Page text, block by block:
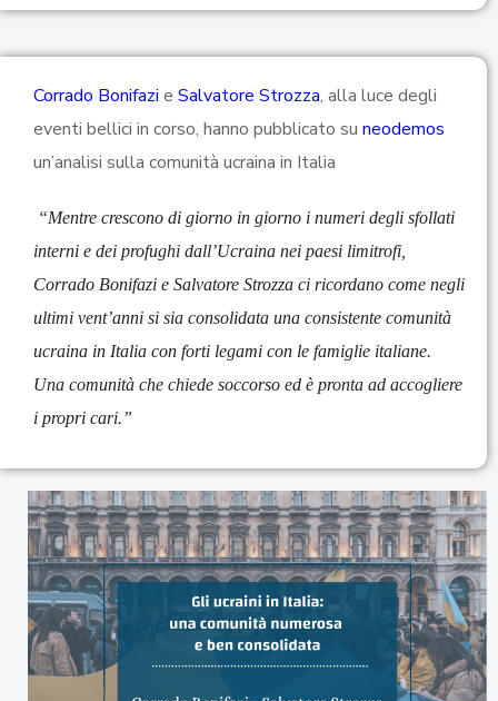
Corrado Bonifazi e Salvatore Strozza, alla luce degli
eventi bellici in corso, hanno pubblicato su neodemos
un’analisi sulla comunità ucraina in Italia
“Mentre crescono di giorno in giorno i numeri degli sfollati
interni e dei profughi dall’Ucraina nei paesi limitrofi,
Corrado Bonifazi e Salvatore Strozza ci ricordano come negli
ultimi vent’anni si sia consolidata una consistente comunità
ucraina in Italia con forti legami con le famiglie italiane.
Una comunità che chiede soccorso ed è pronta ad accogliere
i propri cari.”